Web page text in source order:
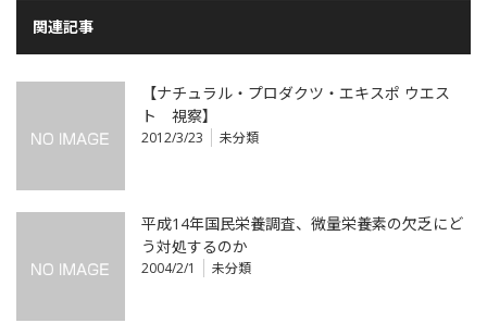
関連記事
【ナチュラル・プロダクツ・エキスポ ウエス
ト 視察】
2012/3/23 未分類
平成14年国民栄養調査、微量栄養素の欠乏にど
う対処するのか
2004/2/1 未分類